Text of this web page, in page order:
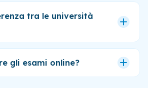
tra le università
gli esami online?